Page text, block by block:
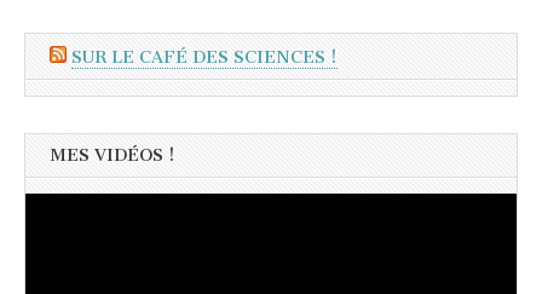
SUR LE CAFÉ DES SCIENCES !
MES VIDÉOS !